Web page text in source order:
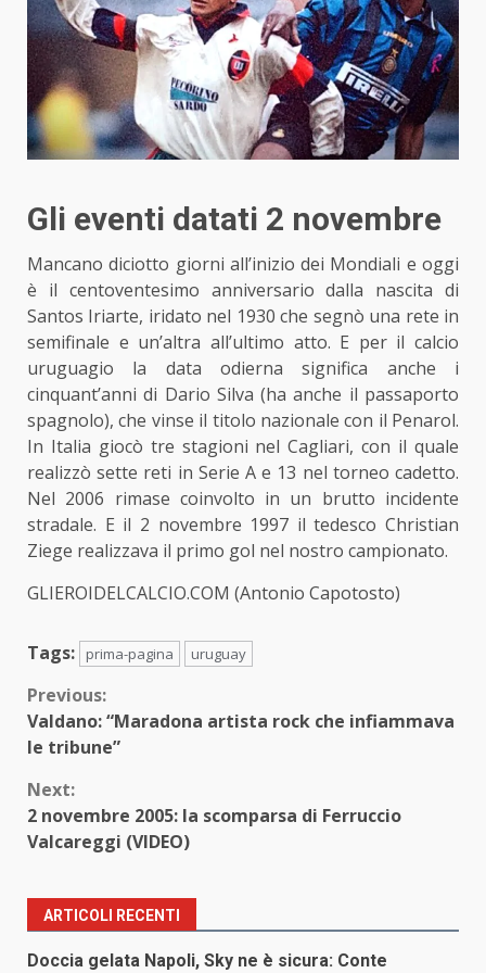
Gli eventi datati 2 novembre
Mancano diciotto giorni all’inizio dei Mondiali e oggi
è il centoventesimo anniversario dalla nascita di
Santos Iriarte, iridato nel 1930 che segnò una rete in
semifinale e un’altra all’ultimo atto. E per il calcio
uruguagio la data odierna significa anche i
cinquant’anni di Dario Silva (ha anche il passaporto
spagnolo), che vinse il titolo nazionale con il Penarol.
In Italia giocò tre stagioni nel Cagliari, con il quale
realizzò sette reti in Serie A e 13 nel torneo cadetto.
Nel 2006 rimase coinvolto in un brutto incidente
stradale. E il 2 novembre 1997 il tedesco Christian
Ziege realizzava il primo gol nel nostro campionato.
GLIEROIDELCALCIO.COM (Antonio Capotosto)
Tags: prima-pagina uruguay
Continue
Reading
Previous:
Valdano: “Maradona artista rock che infiammava
le tribune”
Next:
2 novembre 2005: la scomparsa di Ferruccio
Valcareggi (VIDEO)
ARTICOLI RECENTI
Doccia gelata Napoli, Sky ne è sicura: Conte